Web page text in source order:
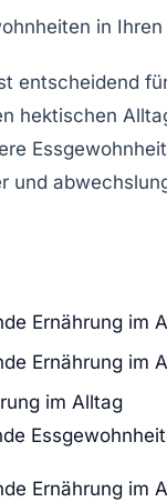
in
entscheidend
hektischen
und
Ernährung im
Ernährung im
im Alltag
Ernährung im